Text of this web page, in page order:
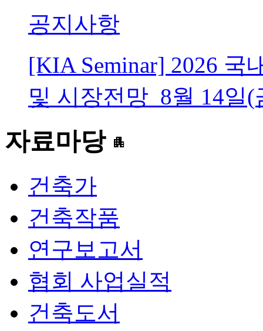
공지사항
[KIA Seminar] 2026 국
및 시장전망_8월 14일(
자료마당 apartment
건축가
건축작품
연구보고서
협회 사업실적
건축도서